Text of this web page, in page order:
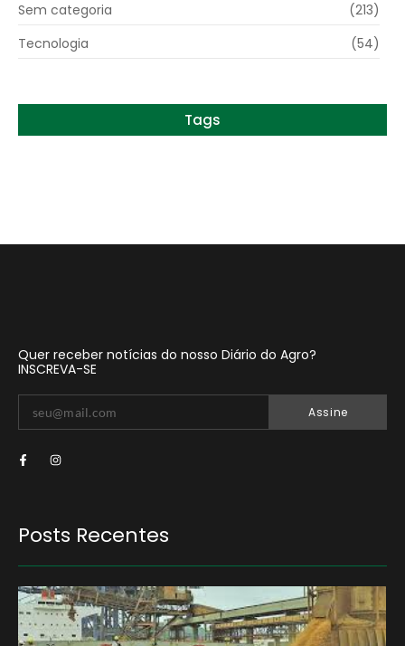
Sem categoria
(213)
Tecnologia
(54)
Tags
Quer receber notícias do nosso Diário do Agro?
INSCREVA-SE
Assine
Posts Recentes